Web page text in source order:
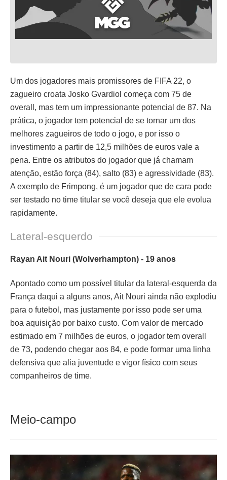
Um dos jogadores mais promissores de FIFA 22, o
zagueiro croata Josko Gvardiol começa com 75 de
overall, mas tem um impressionante potencial de 87. Na
prática, o jogador tem potencial de se tornar um dos
melhores zagueiros de todo o jogo, e por isso o
investimento a partir de 12,5 milhões de euros vale a
pena. Entre os atributos do jogador que já chamam
atenção, estão força (84), salto (83) e agressividade (83).
A exemplo de Frimpong, é um jogador que de cara pode
ser testado no time titular se você deseja que ele evolua
rapidamente.
Lateral-esquerdo
Rayan Ait Nouri (Wolverhampton) - 19 anos
Apontado como um possível titular da lateral-esquerda da
França daqui a alguns anos, Ait Nouri ainda não explodiu
para o futebol, mas justamente por isso pode ser uma
boa aquisição por baixo custo. Com valor de mercado
estimado em 7 milhões de euros, o jogador tem overall
de 73, podendo chegar aos 84, e pode formar uma linha
defensiva que alia juventude e vigor físico com seus
companheiros de time.
Meio-campo